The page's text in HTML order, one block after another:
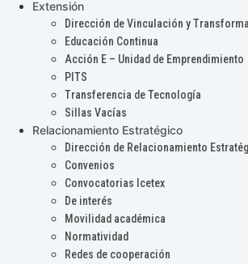
Extensión
Dirección de Vinculación y
Educación Continua
Acción E – Unidad de Emprendimiento
PITS
Transferencia de Tecnología
Sillas Vacías
Relacionamiento Estratégico
Dirección de Relacionamiento
Convenios
Convocatorias Icetex
De interés
Movilidad académica
Normatividad
Redes de cooperación